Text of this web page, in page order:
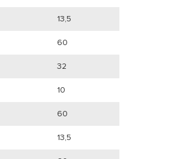
13,5
60
32
10
60
13,5